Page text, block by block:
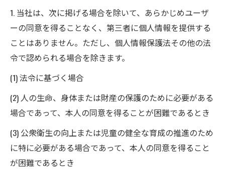
1. 当社は、次に掲げる場合を除いて、あらかじめユーザ
ーの同意を得ることなく、第三者に個人情報を提供する
ことはありません。ただし、個人情報保護法その他の法
令で認められる場合を除きます。
(1) 法令に基づく場合
(2) 人の生命、身体または財産の保護のために必要がある
場合であって、本人の同意を得ることが困難であるとき
(3) 公衆衛生の向上または児童の健全な育成の推進のため
に特に必要がある場合であって、本人の同意を得ること
が困難であるとき